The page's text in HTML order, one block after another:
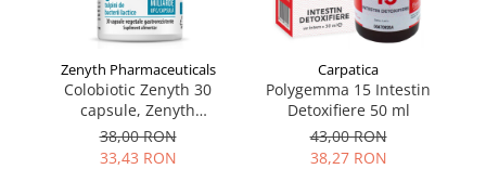
Zenyth Pharmaceuticals
Colobiotic Zenyth 30
capsule, Zenyth
Pharmaceuticals
38,00 RON
33,43 RON
Carpatica
Polygemma 15 Intestin
Detoxifiere 50 ml
43,00 RON
38,27 RON